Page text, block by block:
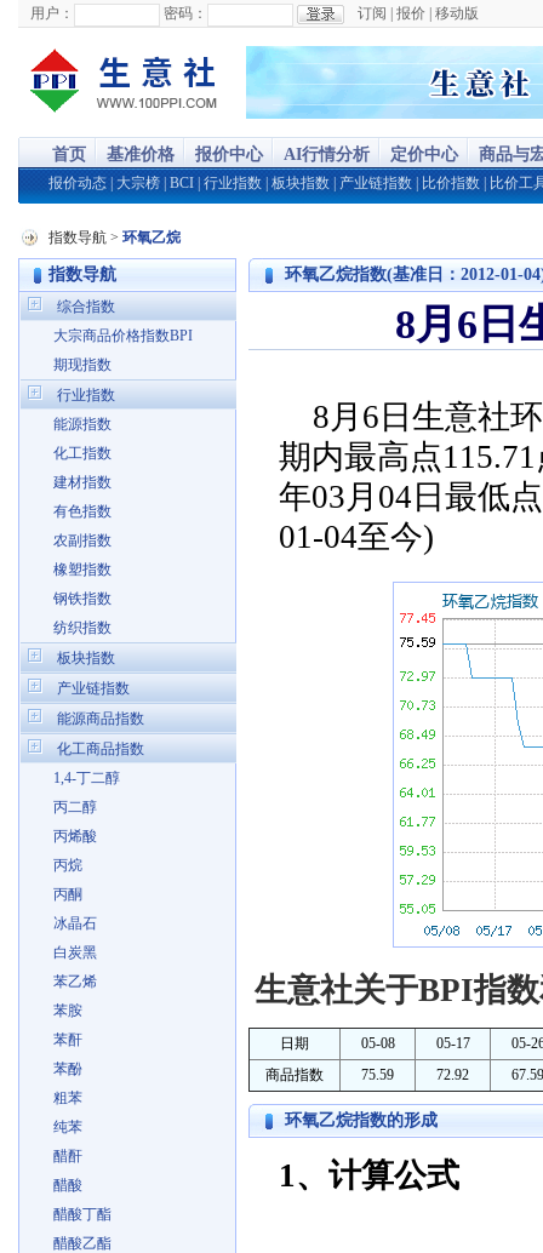
用户： 密码： 订阅 报价 移动版
首页 基准价格 报价中心 AI行情分析 定价中心 商品与
报价动态 大宗榜 BCI 行业指数 板块指数 产业链指数 比价指数 比价工
指数导航 > 环氧乙烷
指数导航
综合指数
大宗商品价格指数BPI
期现指数
行业指数
能源指数
化工指数
建材指数
有色指数
农副指数
橡塑指数
钢铁指数
纺织指数
板块指数
产业链指数
能源商品指数
化工商品指数
1,4-丁二醇
丙二醇
丙烯酸
丙烷
丙酮
冰晶石
白炭黑
苯乙烯
苯胺
苯酐
苯酚
粗苯
纯苯
醋酐
醋酸
醋酸丁酯
醋酸乙酯
环氧乙烷指数(基准日：2012-01-
8月6日
8月6日生意社
期内最高点
年03月04日最低
01-04至今)
生意社关于BPI指
日期 05-08 05-17
05-
商品指数
75.59 72.92 67.59
环氧乙烷指数的形成
1、计算公式